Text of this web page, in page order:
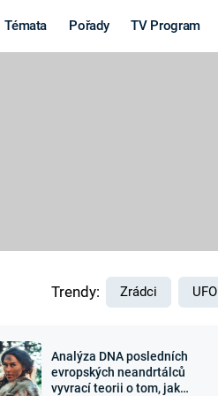
Témata Pořady TV Program
Výročí
Trendy: Zrádci UFO
Analýza DNA posledních
evropských neandrtálců
vyvrací teorii o tom, jak